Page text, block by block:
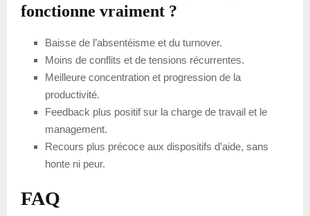
fonctionne vraiment ?
Baisse de l’absentéisme et du turnover.
Moins de conflits et de tensions récurrentes.
Meilleure concentration et progression de la
productivité.
Feedback plus positif sur la charge de travail et le
management.
Recours plus précoce aux dispositifs d’aide, sans
honte ni peur.
FAQ